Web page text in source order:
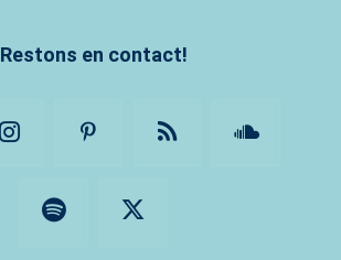
Restons en contact!